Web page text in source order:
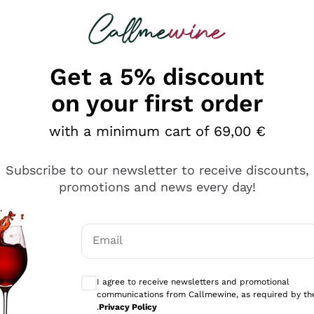
looking for
è male ma secondo me ci sono alternative che
Get a 5% discount
on your first order
with a minimum cart of 69,00 €
Subscribe to our newsletter to receive discounts,
promotions and news every day!
Email
I agree to receive newsletters and promotional
communications from Callmewine, as required by
.Privacy Policy